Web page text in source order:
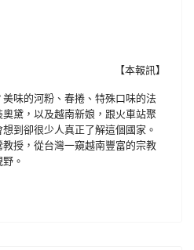
【本報訊】
味的河粉、春捲、特殊口味的法
黛，以及越南新娘，跟火車站聚
到卻很少人真正了解這個國家。
授，從台灣一窺越南豐富的宗教
。